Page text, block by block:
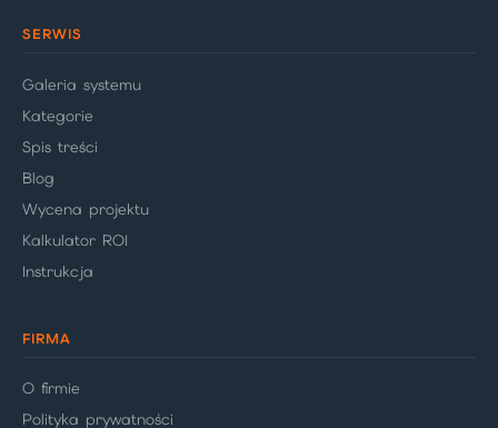
SERWIS
Galeria systemu
Kategorie
Spis treści
Blog
Wycena projektu
Kalkulator ROI
Instrukcja
FIRMA
O firmie
Polityka prywatności